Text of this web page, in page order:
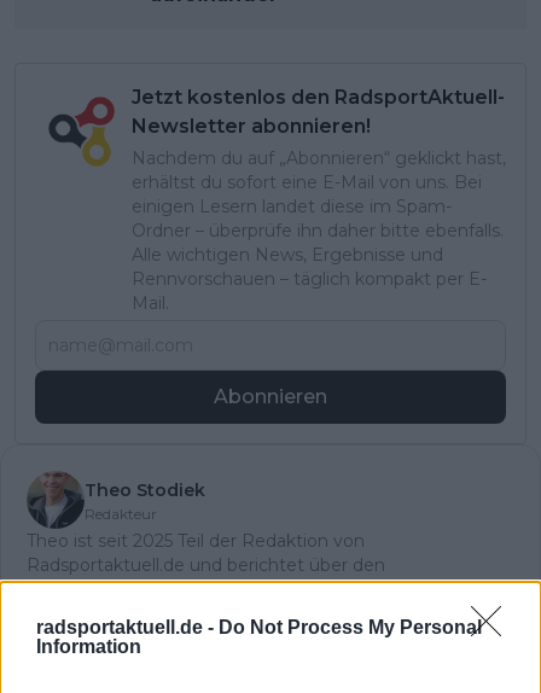
radsportaktuell.de - Do Not Process My Personal
Information
Jetzt kostenlos den RadsportAktuell-
Newsletter abonnieren!
Nachdem du auf „Abonnieren“ geklickt hast,
erhältst du sofort eine E-Mail von uns. Bei
einigen Lesern landet diese im Spam-
Ordner – überprüfe ihn daher bitte ebenfalls.
Alle wichtigen News, Ergebnisse und
Rennvorschauen – täglich kompakt per E-
Mail.
Abonnieren
Theo Stodiek
Redakteur
Theo ist seit 2025 Teil der Redaktion von
Radsportaktuell.de und berichtet über den
professionellen Radsport. Ein Schwerpunkt seiner Arbeit
liegt auf Liveblogs zu wichtigen Renntagen und Etappen,
bei denen er das Geschehen in Echtzeit begleitet und